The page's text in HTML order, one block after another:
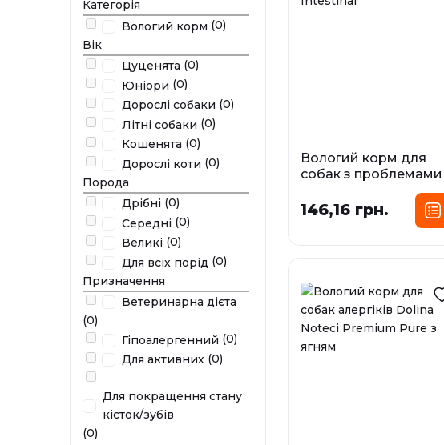
Категорія
Вологий корм (0)
Вік
Цуценята (0)
Юніори (0)
Дорослі собаки (0)
Літні собаки (0)
Кошенята (0)
Дорослі коти (0)
Порода
Дрібні (0)
Середні (0)
Великі (0)
Для всіх порід (0)
Призначення
Ветеринарна дієта
(0)
Гіпоалергенний (0)
Для активних (0)
Для покращення стану
кісток/зубів
(0)
Вологий корм для
собак з проблемами
шлунка Dolina Noteci
Premium PERFECT
CARE Intestinal
146,16 грн.